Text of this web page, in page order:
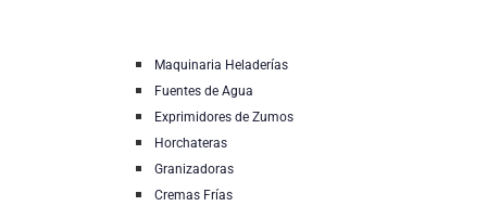
Maquinaria Heladerías
Fuentes de Agua
Exprimidores de Zumos
Horchateras
Granizadoras
Cremas Frías